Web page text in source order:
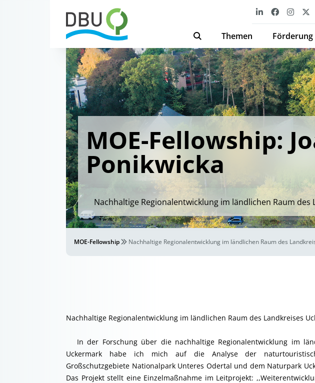
Themen Förderung
MOE-Fellowship:
Ponikwicka
Nachhaltige Regionalentwicklung im ländlichen Raum des
MOE-Fellowship Nachhaltige Regionalentwicklung im ländlichen Raum des
Nachhaltige Regionalentwicklung im ländlichen Raum des Landkreises
In der Forschung über die nachhaltige Regionalentwicklung im
Uckermark habe ich mich auf die Analyse der
Großschutzgebiete Nationalpark Unteres Odertal und dem Naturpark
Das Projekt stellt eine Einzelmaßnahme im Leitprojekt: